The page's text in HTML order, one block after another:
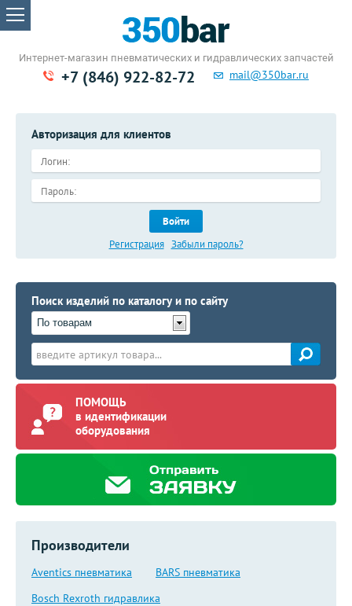
Интернет-магазин пневматическихи гидравлических запчастей
+7 (846) 922-82-72 mail@350bar.ru
Авторизация для клиентов
Войти
Регистрация Забыли пароль?
Поиск изделий по каталогу и по сайту
По товарам
ПОМОЩЬ
в идентификации
оборудования
Производители
Aventics пневматика
BARS пневматика
Bosch Rexroth гидравлика